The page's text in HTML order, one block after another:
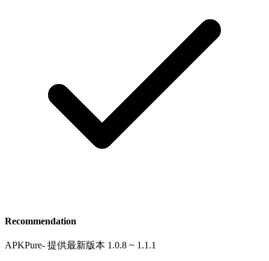
Recommendation
APKPure- 提供最新版本 1.0.8 ~ 1.1.1